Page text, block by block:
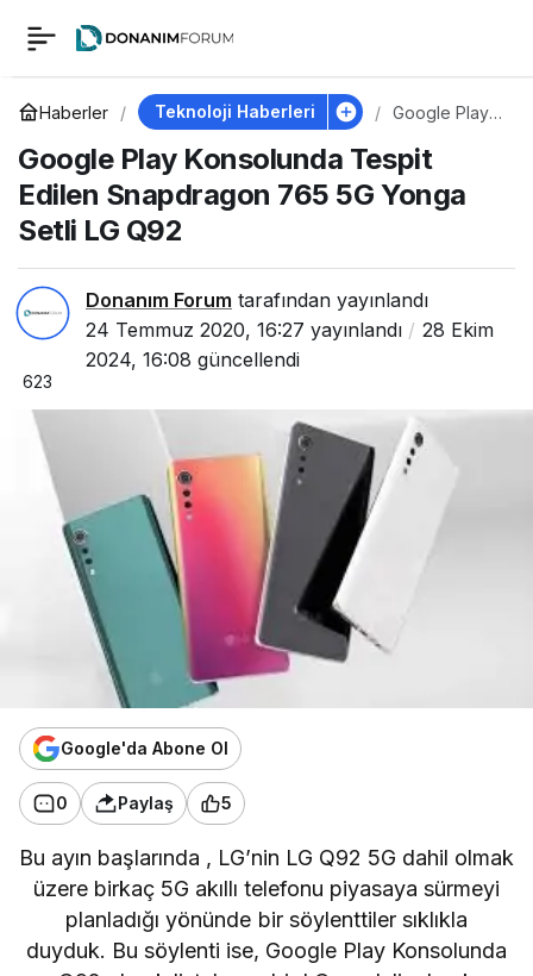
Haberler Teknoloji Haberleri
Google Play
Tespit Edilen
Snapdragon
765 5G
Yonga Setli
Google Play Konsolunda Tespit
Edilen Snapdragon 765 5G Yonga
Setli LG Q92
Donanım Forum tarafından yayınlandı
24 Temmuz 2020, 16:27 yayınlandı
28 Ekim
2024, 16:08 güncellendi
623
Google'da Abone Ol
0 Paylaş 5
Bu ayın başlarında , LG’nin LG Q92 5G dahil olmak
üzere birkaç 5G akıllı telefonu piyasaya sürmeyi
planladığı yönünde bir söylenttiler sıklıkla
duyduk. Bu söylenti ise, Google Play Konsolunda
Google Play
Konsolunda Tespit
Edilen Snapdragon
765 5G Yonga Setli
LG Q92